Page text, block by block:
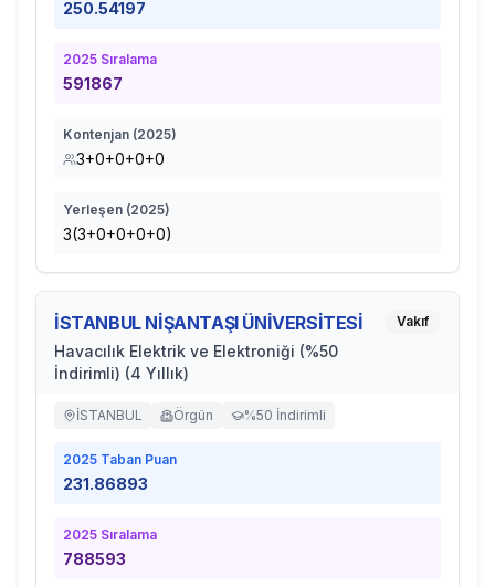
250.54197
2025 Sıralama
591867
Kontenjan (2025)
3+0+0+0+0
Yerleşen (2025)
3(3+0+0+0+0)
İSTANBUL NİŞANTAŞI ÜNİVERSİTESİ
Havacılık Elektrik ve Elektroniği (%50
İndirimli) (4 Yıllık)
Vakıf
İSTANBUL Örgün %50 İndirimli
2025 Taban Puan
231.86893
2025 Sıralama
788593